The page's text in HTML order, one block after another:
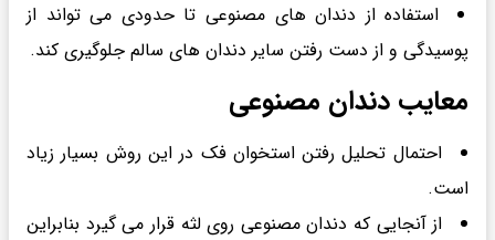
استفاده از دندان های مصنوعی تا حدودی می تواند از
پوسیدگی و از دست رفتن سایر دندان های سالم جلوگیری کند.
معایب دندان مصنوعی
احتمال تحلیل رفتن استخوان فک در این روش بسیار زیاد
است.
از آنجایی که دندان مصنوعی روی لثه قرار می گیرد بنابراین